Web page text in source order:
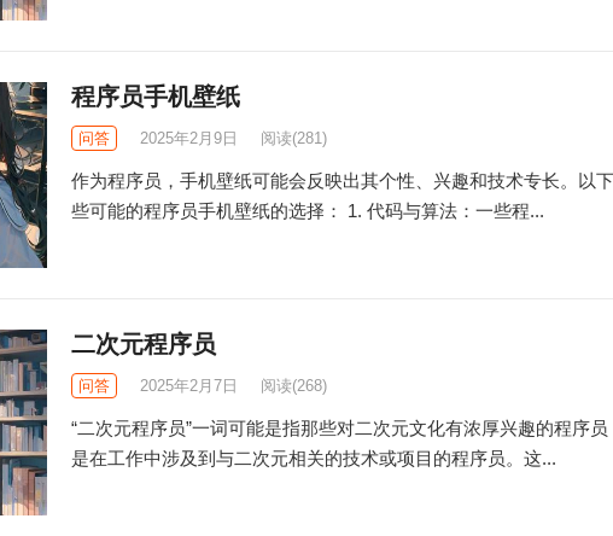
程序员手机壁纸
问答 2025年2月9日 阅读(281)
作为程序员，手机壁纸可能会反映出其个性、兴趣和技术专长。以
些可能的程序员手机壁纸的选择： 1. 代码与算法：一些程...
二次元程序员
问答 2025年2月7日 阅读(268)
“二次元程序员”一词可能是指那些对二次元文化有浓厚兴趣的程序
是在工作中涉及到与二次元相关的技术或项目的程序员。这...